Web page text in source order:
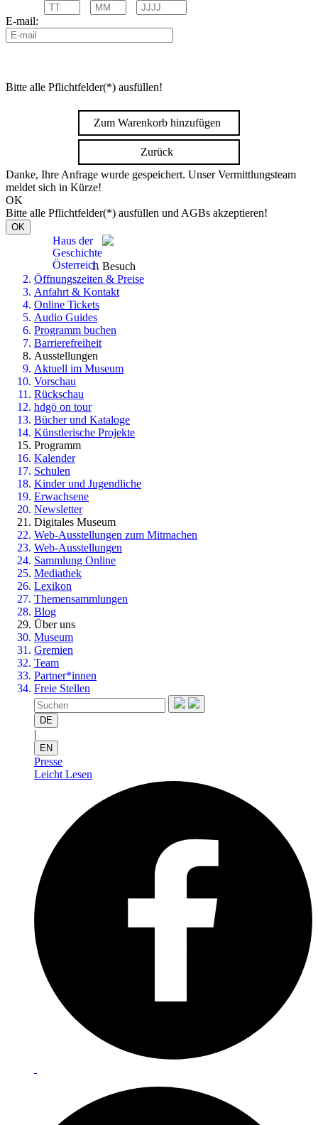
E-mail:
Bitte alle Pflichtfelder(*) ausfüllen!
Zum Warenkorb hinzufügen
Zurück
Danke, Ihre Anfrage wurde gespeichert. Unser Vermittlungsteam
meldet sich in Kürze!
OK
Bitte alle Pflichtfelder(*) ausfüllen und AGBs akzeptieren!
OK
Haus der
Geschichte
Österreich Besuch
Öffnungszeiten & Preise
Anfahrt & Kontakt
Online Tickets
Audio Guides
Programm buchen
Barrierefreiheit
Ausstellungen
Aktuell im Museum
Vorschau
Rückschau
hdgö on tour
Bücher und Kataloge
Künstlerische Projekte
Programm
Kalender
Schulen
Kinder und Jugendliche
Erwachsene
Newsletter
Digitales Museum
Web-Ausstellungen zum Mitmachen
Web-Ausstellungen
Sammlung Online
Mediathek
Lexikon
Themensammlungen
Blog
Über uns
Museum
Gremien
Team
Partner*innen
Freie Stellen
DE
|
EN
Presse
Leicht Lesen